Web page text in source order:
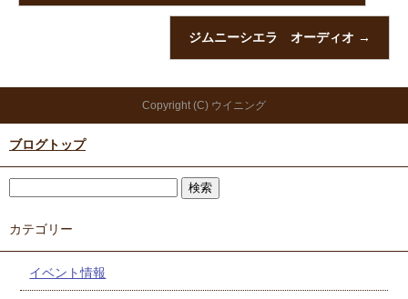
ジムニーシエラ オーディオ →
Copyright (C) ウイニング
ブログトップ
カテゴリー
イベント情報